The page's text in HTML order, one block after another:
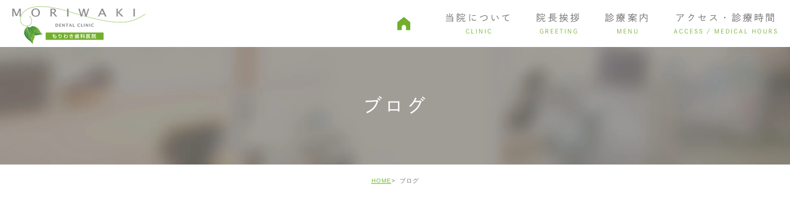
当院について
CLINIC
予約から診療までの流れ
院長挨拶
GREETING
診療案内
MENU
親知らず・口腔外科 審美治療
アクセス・診療時間
ACCESS / MEDICAL HOURS
ブログ
HOME ブログ